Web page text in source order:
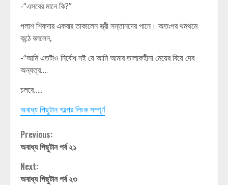
-“এসবের মানে কি?”
পলাশ শিকদার একবার তাকালেন স্ত্রী সন্তানদের পানে। অতঃপর থমথমে
কন্ঠে বললেন,
-“আমি এতটাও নির্বোধ নই যে আমি আমার তালাকহীনা মেয়ের বিয়ে দেব
অন্যত্র….
চলবে…..
অবাধ্য পিছুটান গল্পের লিংক সম্পূর্ণ
Continue
Reading
Previous:
অবাধ্য পিছুটান পর্ব ২১
Next:
অবাধ্য পিছুটান পর্ব ২৩